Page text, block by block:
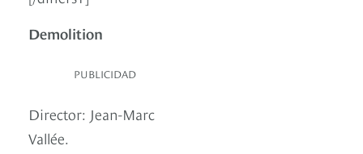
Demolition
PUBLICIDAD
Director: Jean-Marc
Vallée.